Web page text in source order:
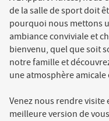
de la salle de sport doit
pourquoi nous mettons
ambiance conviviale et
bienvenu, quel que soit
notre famille et
une atmosphère amicale
Venez nous rendre visite
meilleure version de